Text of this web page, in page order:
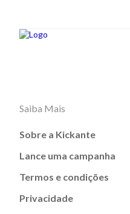
Saiba Mais
Sobre a Kickante
Lance uma campanha
Termos e condições
Privacidade